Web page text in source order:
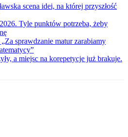
scena idei, na której przyszłość
Tyle punktów potrzeba, żeby
sprawdzanie matur zarabiamy
a miejsc na korepetycje już brakuje.